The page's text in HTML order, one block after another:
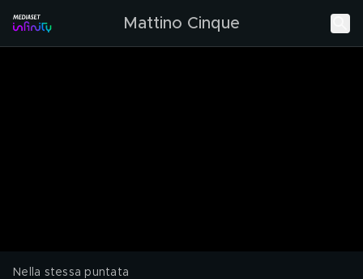
Mattino Cinque
Nella stessa puntata